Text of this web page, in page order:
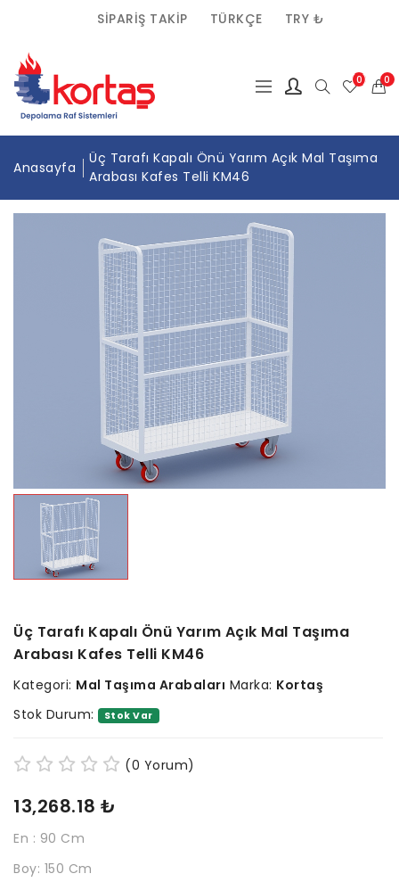
SIPARIŞ TAKIP TÜRKÇE TRY ₺
(0) 0
Anasayfa
Üç Tarafı Kapalı Önü Yarım Açık Mal Taşıma
Arabası Kafes Telli KM46
Üç Tarafı Kapalı Önü Yarım Açık Mal Taşıma
Arabası Kafes Telli KM46
Kategori: Mal Taşıma Arabaları Marka: Kortaş
Stok Durum:
Stok Var
(0 Yorum)
13,268.18 ₺
En : 90 Cm
Boy: 150 Cm